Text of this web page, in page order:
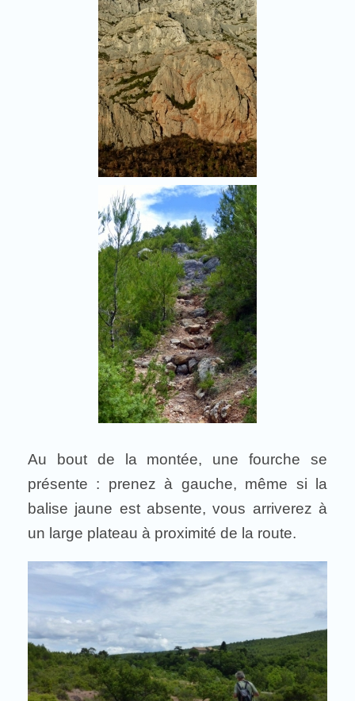
Au bout de la montée, une fourche se
présente : prenez à gauche, même si la
balise jaune est absente, vous arriverez à
un large plateau à proximité de la route.